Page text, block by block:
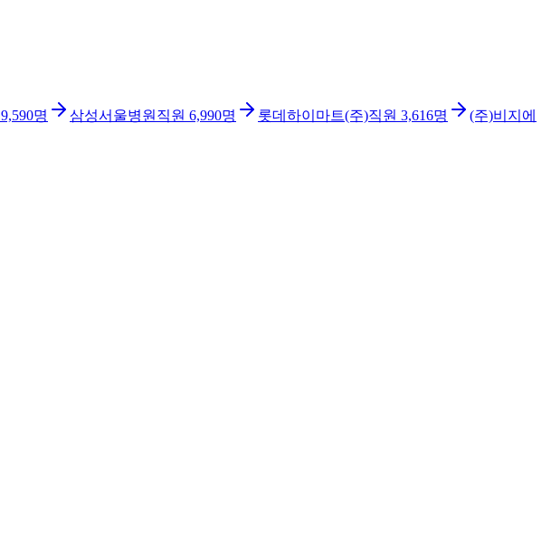
9,590명 삼성서울병원 직원 6,990명 롯데하이마트(주)직원 3,616명
(주)비지에